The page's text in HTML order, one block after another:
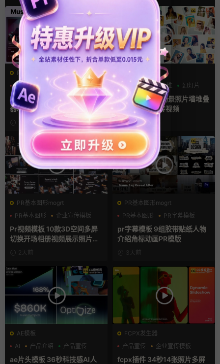
PR基本图形mogrt
PR基本图形
UI 手机
Premiere模板 手机音乐播放
器App软件界面UI进度条动画
视频样机pr模版
14小时前
AE模板
LOGO动画
三维 幻灯片
ae相册模板 多场景照片墙堆叠
画廊幻灯片宣传视频
15小时前
PR基本图形mogrt
PR基本图形
企业宣传模板
幻灯片
Pr视频模板 10款3D空间多屏
切换开场相册视频展示照片墙
pr模板
2天前
PR基本图形mogrt
PR基本图形
PR字幕模板
人物介绍
pr字幕模板 9组胶带贴纸人物
介绍角标动画PR模版
3天前
AE模板
AI
产品介绍 产品宣传
ae片头模板 36秒科技感AI人
FCPX发生器
产品宣传
企业宣传模板
分屏模板
fcpx插件 34秒14张照片多屏